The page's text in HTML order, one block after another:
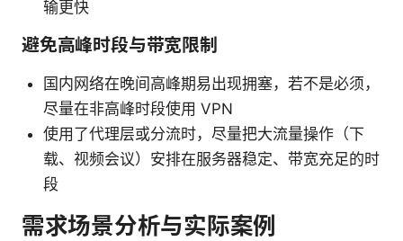
输更快
避免高峰时段与带宽限制
国内网络在晚间高峰期易出现拥塞，若不是必须，
尽量在非高峰时段使用 VPN
使用了代理层或分流时，尽量把大流量操作（下
载、视频会议）安排在服务器稳定、带宽充足的时
段
需求场景分析与实际案例